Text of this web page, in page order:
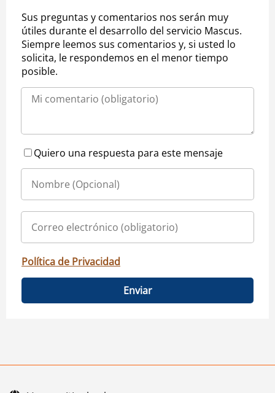
Sus preguntas y comentarios nos serán muy
útiles durante el desarrollo del servicio Mascus.
Siempre leemos sus comentarios y, si usted lo
solicita, le respondemos en el menor tiempo
posible.
Quiero una respuesta para este mensaje
Política de Privacidad
Enviar